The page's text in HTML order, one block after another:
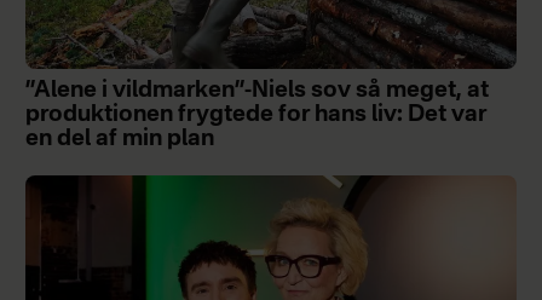
”Alene i vildmarken”-Niels sov så meget, at
produktionen frygtede for hans liv: Det var
en del af min plan